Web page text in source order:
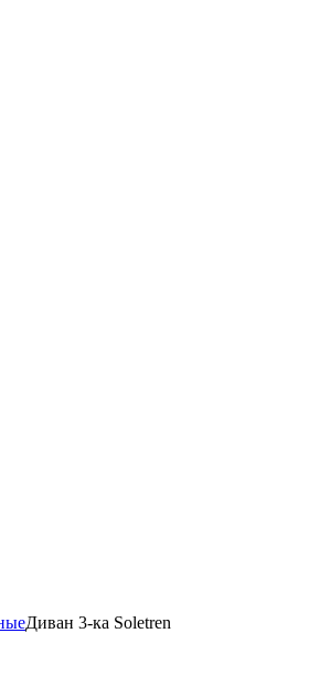
Диван 3-ка Soletren